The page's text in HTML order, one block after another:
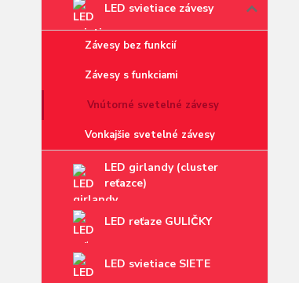
LED svietiace závesy
Závesy bez funkcií
Závesy s funkciami
Vnútorné svetelné závesy
Vonkajšie svetelné závesy
LED girlandy (cluster
reťazce)
LED reťaze GULIČKY
LED svietiace SIETE